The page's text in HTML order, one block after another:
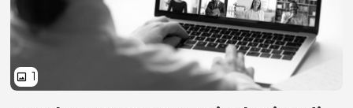
image 1